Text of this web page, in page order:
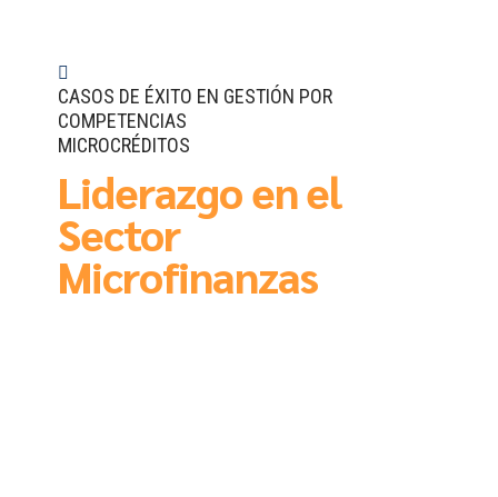
CASOS DE ÉXITO EN GESTIÓN POR
COMPETENCIAS
MICROCRÉDITOS
Liderazgo en el
Sector
Microfinanzas